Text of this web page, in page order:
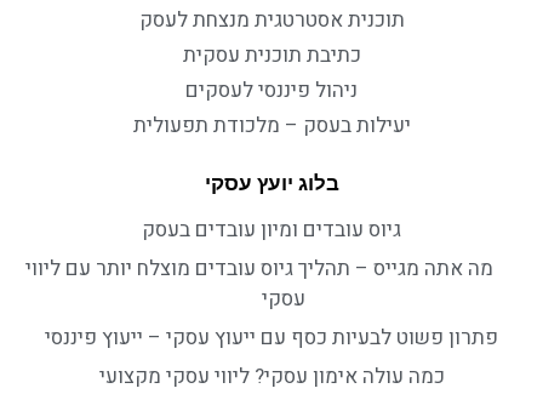
תוכנית אסטרטגית מנצחת לעסק
כתיבת תוכנית עסקית
ניהול פיננסי לעסקים
יעילות בעסק – מלכודת תפעולית
בלוג יועץ עסקי
גיוס עובדים ומיון עובדים בעסק
מה אתה מגייס – תהליך גיוס עובדים מוצלח יותר עם ליווי
עסקי
פתרון פשוט לבעיות כסף עם ייעוץ עסקי – ייעוץ פיננסי
כמה עולה אימון עסקי? ליווי עסקי מקצועי